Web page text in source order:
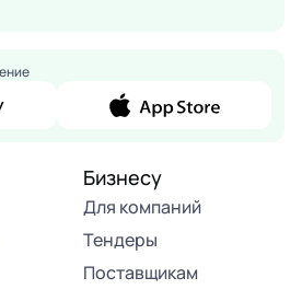
Бизнесу
Для компаний
Тендеры
Поставщикам